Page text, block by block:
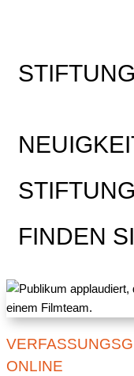
FINDEN
ONLINE